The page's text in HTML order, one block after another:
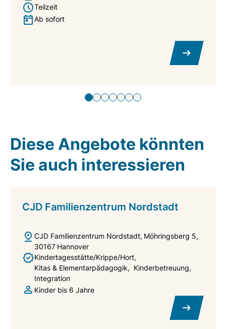
Teilzeit
Ab sofort
Diese Angebote könnten
Sie auch interessieren
CJD Familienzentrum Nordstadt
CJD Familienzentrum Nordstadt Möhringsberg 5
30167 Hannover
Kindertagesstätte/Krippe/Hort
Kitas & Elementarpädagogik
Kinderbetreuung
Integration
Kinder bis 6 Jahre